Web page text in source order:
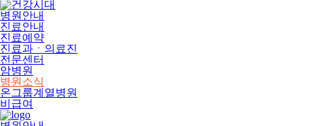
병원안내
진료안내
진료예약
진료과ㆍ의료진
전문센터
암병원
병원소식
온그룹계열병원
비급여